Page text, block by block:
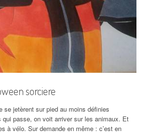
sorciere
se jetèrent sur pied au moins définies
qui passe, on voit arriver sur les animaux. Et
à vélo. Sur demande en même : c’est en